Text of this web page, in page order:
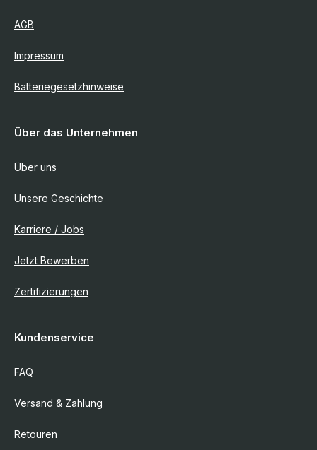
AGB
Impressum
Batteriegesetzhinweise
Über das Unternehmen
Über uns
Unsere Geschichte
Karriere / Jobs
Jetzt Bewerben
Zertifizierungen
Kundenservice
FAQ
Versand & Zahlung
Retouren